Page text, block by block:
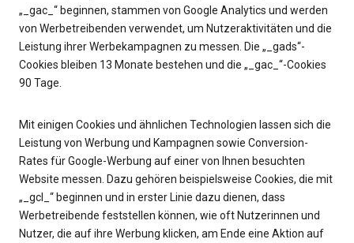
„_gac_“ beginnen, stammen von Google Analytics und werden
von Werbetreibenden verwendet, um Nutzeraktivitäten und die
Leistung ihrer Werbekampagnen zu messen. Die „_gads“-
Cookies bleiben 13 Monate bestehen und die „_gac_“-Cookies
90 Tage.
Mit einigen Cookies und ähnlichen Technologien lassen sich die
Leistung von Werbung und Kampagnen sowie Conversion-
Rates für Google-Werbung auf einer von Ihnen besuchten
Website messen. Dazu gehören beispielsweise Cookies, die mit
„_gcl_“ beginnen und in erster Linie dazu dienen, dass
Werbetreibende feststellen können, wie oft Nutzerinnen und
Nutzer, die auf ihre Werbung klicken, am Ende eine Aktion auf